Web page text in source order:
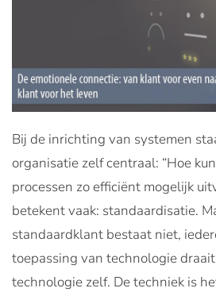
Bij de inrichting van systemen
organisatie zelf centraal: “Hoe
processen zo efficiënt mogelijk
betekent vaak: standaardisatie.
standaardklant bestaat niet,
toepassing van technologie
technologie zelf. De techniek is